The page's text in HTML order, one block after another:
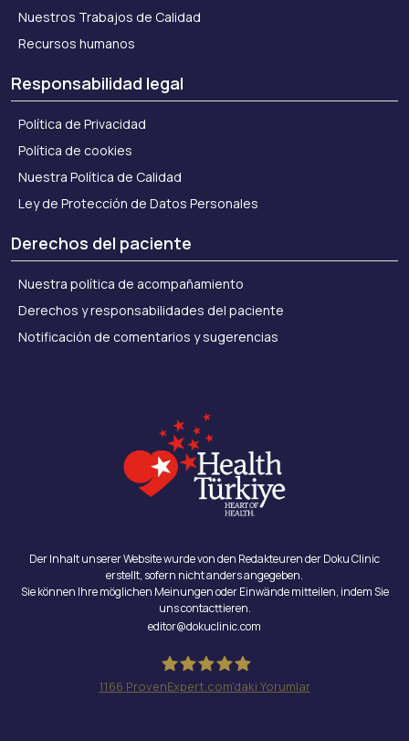
Nuestros Trabajos de Calidad
Recursos humanos
Responsabilidad legal
Política de Privacidad
Política de cookies
Nuestra Política de Calidad
Ley de Protección de Datos Personales
Derechos del paciente
Nuestra política de acompañamiento
Derechos y responsabilidades del paciente
Notificación de comentarios y sugerencias
Der Inhalt unserer Website wurde von den Redakteuren der Doku Clinic
erstellt, sofern nicht anders angegeben.
Sie können Ihre möglichen Meinungen oder Einwände mitteilen, indem Sie
uns contacttieren.
editor@dokuclinic.com
1166 ProvenExpert.com'daki Yorumlar